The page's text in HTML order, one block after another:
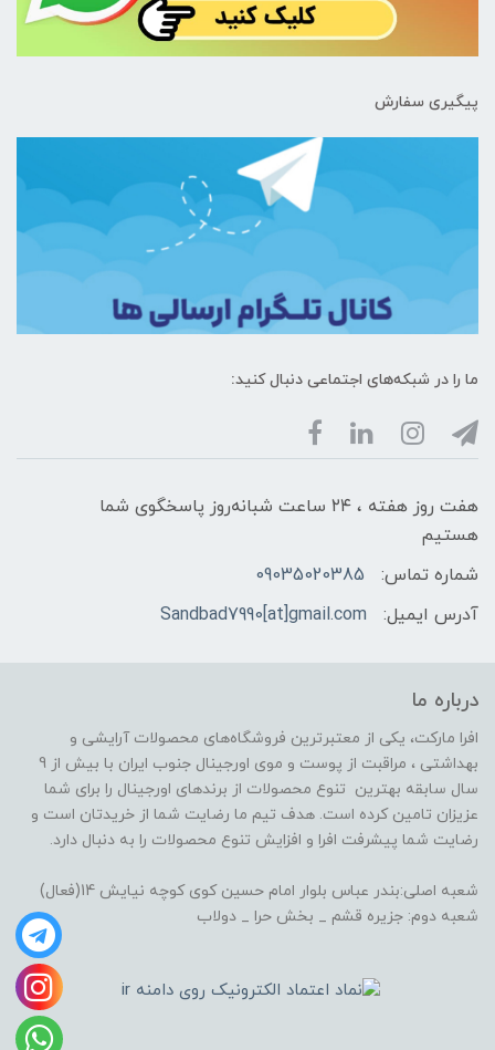
پیگیری سفارش
ما را در شبکه‌های اجتماعی دنبال کنید:
هفت روز هفته ، ۲۴ ساعت شبانه‌روز پاسخگوی شما
هستیم
شماره تماس:
09035020385
آدرس ایمیل:
Sandbad7990[at]gmail.com
درباره ما
افرا مارکت، یکی از معتبرترین فروشگاه‌های محصولات آرایشی و
بهداشتی ، مراقبت از پوست و موی اورجینال جنوب ایران با بیش از 9
سال سابقه بهترین تنوع محصولات از برندهای اورجینال را برای شما
عزیزان تامین کرده است. هدف تیم ما رضایت شما از خریدتان است و
رضایت شما پیشرفت افرا و افزایش تنوع محصولات را به دنبال دارد.
شعبه اصلی:بندر عباس بلوار امام حسین کوی کوچه نیایش 14(فعال)
شعبه دوم: جزیره قشم _ بخش حرا _ دولاب